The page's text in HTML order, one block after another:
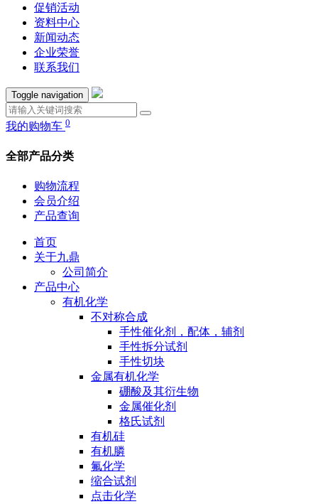
促销活动
资料中心
新闻动态
企业荣誉
联系我们
Toggle navigation
我的购物车 0
全部产品分类
购物流程
会员介绍
产品查询
首页
关于九鼎
公司简介
产品中心
有机化学
不对称合成
手性催化剂，配体，辅剂
手性拆分试剂
手性切块
金属有机化学
硼酸及其衍生物
金属催化剂
格氏试剂
有机硅
有机膦
氟化学
缩合试剂
点击化学